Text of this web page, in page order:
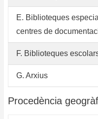
E. Biblioteques
centres de
F. Biblioteques
G. Arxius
Procedència